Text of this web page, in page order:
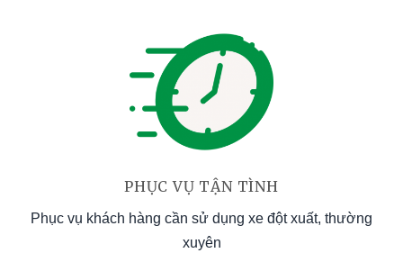
PHỤC VỤ TẬN TÌNH
Phục vụ khách hàng cần sử dụng xe đột xuất, thường
xuyên